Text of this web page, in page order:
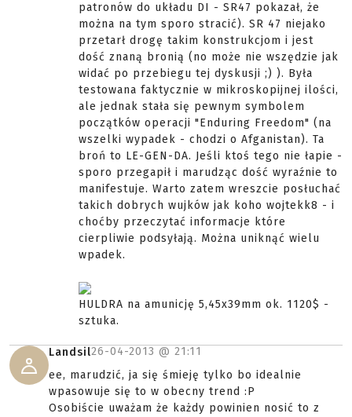
patronów do układu DI - SR47 pokazał, że
można na tym sporo stracić). SR 47 niejako
przetarł drogę takim konstrukcjom i jest
dość znaną bronią (no może nie wszędzie jak
widać po przebiegu tej dyskusji ;) ). Była
testowana faktycznie w mikroskopijnej ilości,
ale jednak stała się pewnym symbolem
początków operacji "Enduring Freedom" (na
wszelki wypadek - chodzi o Afganistan). Ta
broń to LE-GEN-DA. Jeśli ktoś tego nie łapie -
sporo przegapił i marudząc dość wyraźnie to
manifestuje. Warto zatem wreszcie posłuchać
takich dobrych wujków jak koho wojtekk8 - i
choćby przeczytać informacje które
cierpliwie podsyłają. Można uniknąć wielu
wpadek.
HULDRA na amunicję 5,45x39mm ok. 1120$ -
sztuka.
Landsil26-04-2013 @ 21:11
ee, marudzić, ja się śmieję tylko bo idealnie
wpasowuje się to w obecny trend :P
Osobiście uważam że każdy powinien nosić to z